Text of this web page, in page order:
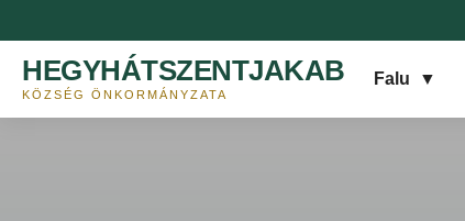
HEGYHÁTSZENTJAKAB
KÖZSÉG ÖNKORMÁNYZATA
Falu ▼